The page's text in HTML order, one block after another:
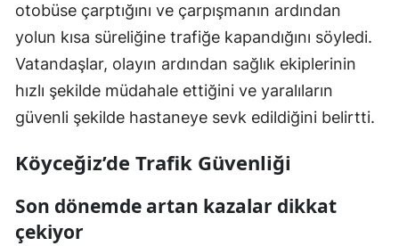
otobüse çarptığını ve çarpışmanın ardından
yolun kısa süreliğine trafiğe kapandığını söyledi.
Vatandaşlar, olayın ardından sağlık ekiplerinin
hızlı şekilde müdahale ettiğini ve yaralıların
güvenli şekilde hastaneye sevk edildiğini belirtti.
Köyceğiz’de Trafik Güvenliği
Son dönemde artan kazalar dikkat
çekiyor